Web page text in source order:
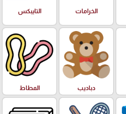
الخرامات التايبكس
دباديب المطاط